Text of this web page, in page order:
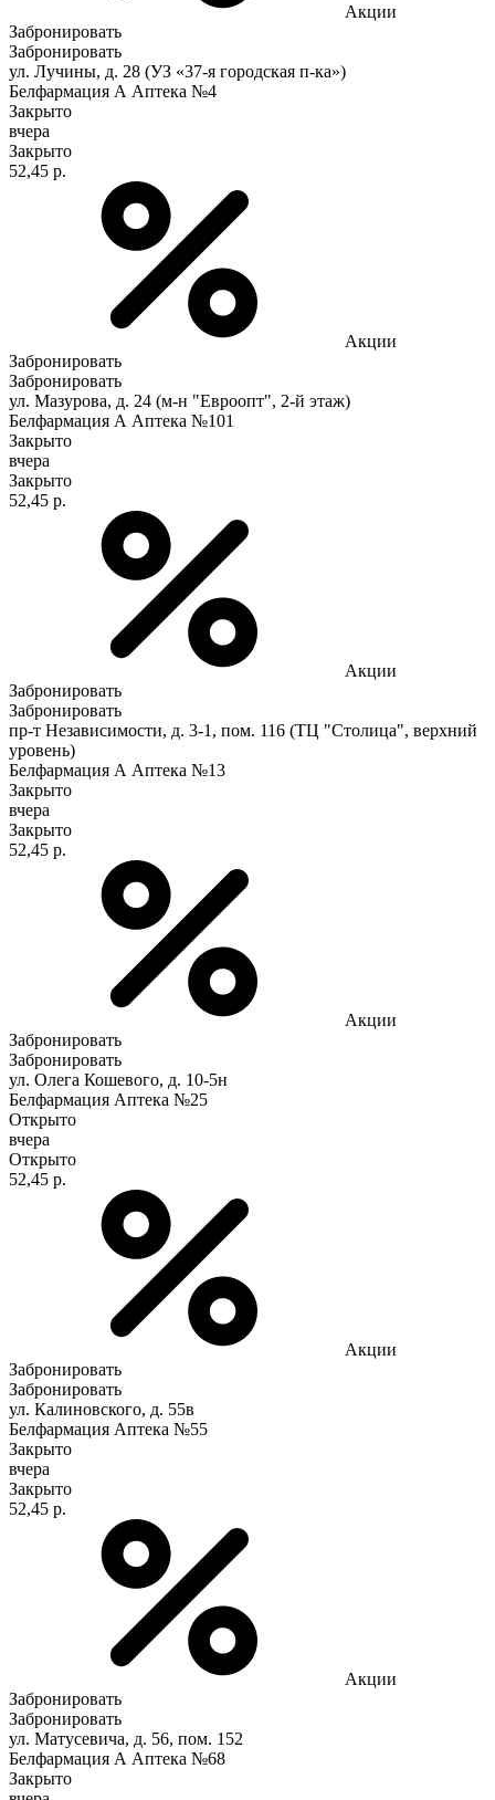
Акции
Забронировать
Забронировать
ул. Лучины, д. 28 (УЗ «37-я городская п-ка»)
Белфармация А Аптека №4
Закрыто
вчера
Закрыто
52,45 р.
Акции
Забронировать
Забронировать
ул. Мазурова, д. 24 (м-н "Евроопт", 2-й этаж)
Белфармация А Аптека №101
Закрыто
вчера
Закрыто
52,45 р.
Акции
Забронировать
Забронировать
пр-т Независимости, д. 3-1, пом. 116 (ТЦ "Столица", верхний
уровень)
Белфармация А Аптека №13
Закрыто
вчера
Закрыто
52,45 р.
Акции
Забронировать
Забронировать
ул. Олега Кошевого, д. 10-5н
Белфармация Аптека №25
Открыто
вчера
Открыто
52,45 р.
Акции
Забронировать
Забронировать
ул. Калиновского, д. 55в
Белфармация Аптека №55
Закрыто
вчера
Закрыто
52,45 р.
Акции
Забронировать
Забронировать
ул. Матусевича, д. 56, пом. 152
Белфармация А Аптека №68
Закрыто